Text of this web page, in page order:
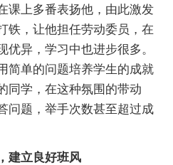
课上多番表扬他，由此激发
铁，让他担任劳动委员，在
异，学习中也进步很多。
简单的问题培养学生的成就
同学，在这种氛围的带动
问题，举手次数甚至超过成
建立良好班风